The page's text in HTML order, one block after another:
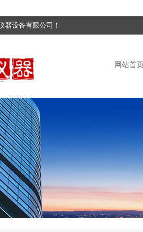
器设备有限公司！
网站首